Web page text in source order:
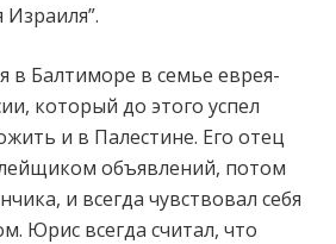
в Балтиморе в семье еврея-
который до этого успел
и в Палестине. Его отец
объявлений, потом
и всегда чувствовал себя
Юрис всегда считал, что